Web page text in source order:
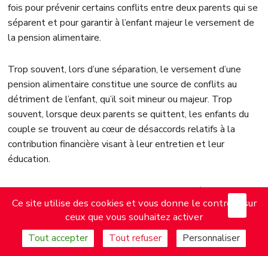
fois pour prévenir certains conflits entre deux parents qui se
séparent et pour garantir à l’enfant majeur le versement de
la pension alimentaire.
Trop souvent, lors d’une séparation, le versement d’une
pension alimentaire constitue une source de conflits au
détriment de l’enfant, qu’il soit mineur ou majeur. Trop
souvent, lorsque deux parents se quittent, les enfants du
couple se trouvent au cœur de désaccords relatifs à la
contribution financière visant à leur entretien et leur
éducation.
Nous soutenons donc le dispositif de l’intermédiation
financière, pour deux raisons. Il permet, en premier lieu,
d’apaiser la relation entre les parents en déléguant la
perception et le versement des pensions à l’Aripa. En
second lieu, il sécurise le versement de la pension
Ce site utilise des cookies et vous donne le contrôle sur
ceux que vous souhaitez activer
Tout accepter Tout refuser Personnaliser